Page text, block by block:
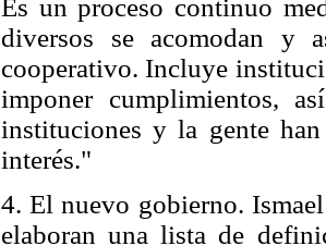
Es un proceso continuo
diversos se acomodan y
cooperativo. Incluye
imponer cumplimientos,
instituciones y la gente
interés."
4. El nuevo gobierno.
elaboran una lista de